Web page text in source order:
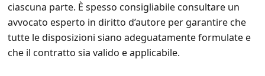
ciascuna parte. È spesso consigliabile consultare un
avvocato esperto in diritto d’autore per garantire che
tutte le disposizioni siano adeguatamente formulate e
che il contratto sia valido e applicabile.